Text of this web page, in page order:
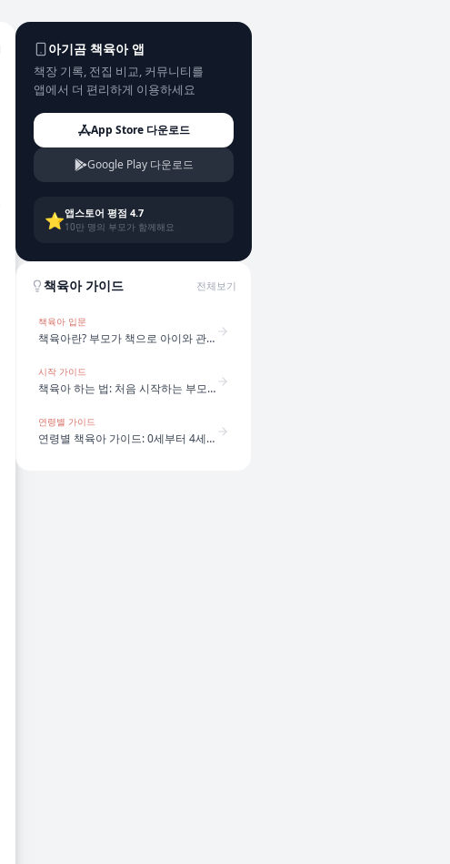
아기곰 책육아 앱
책장 기록, 전집 비교, 커뮤니티를
앱에서 더 편리하게 이용하세요
App Store 다운로드
Google Play 다운로드
⭐앱스토어 평점 4.7
10만 명의 부모가 함께해요
책육아 가이드 전체보기
책육아 입문
책육아란? 부모가 책으로 아이와 관계를 만드는 방법
시작 가이드
책육아 하는 법: 처음 시작하는 부모를 위한 5단계
연령별 가이드
연령별 책육아 가이드: 0세부터 4세까지 어떻게 다를까?